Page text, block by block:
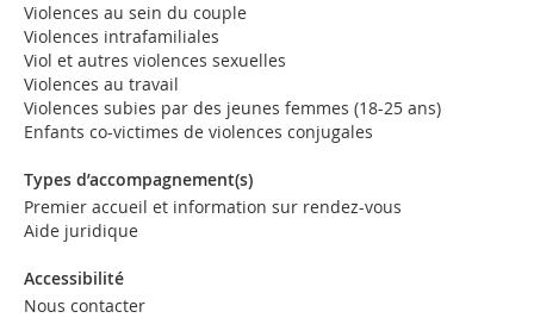
Violences au sein du couple
Violences intrafamiliales
Viol et autres violences sexuelles
Violences au travail
Violences subies par des jeunes femmes (18-25 ans)
Enfants co-victimes de violences conjugales
Types d’accompagnement(s)
Premier accueil et information sur rendez-vous
Aide juridique
Accessibilité
Nous contacter